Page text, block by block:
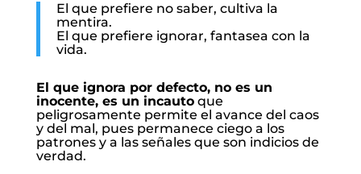
El que prefiere no saber, cultiva la
mentira.
El que prefiere ignorar, fantasea con la
vida.
El que ignora por defecto, no es un
inocente, es un incautoque
peligrosamente permite el avance del caos
y del mal, pues permanece ciego a los
patrones y a las señales que son indicios de
verdad.